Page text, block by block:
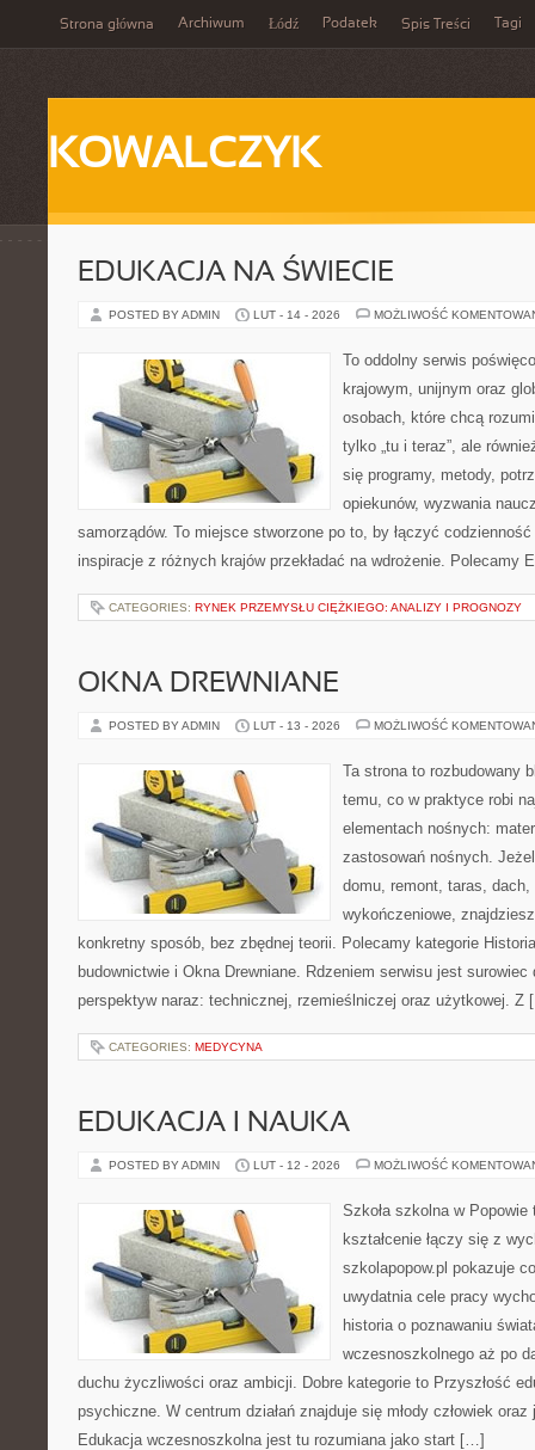
Strona główna Archiwum Łódź Podatek Spis Treści Tagi
KOWALCZYK
EDUKACJA NA ŚWIECIE
POSTED BY ADMIN LUT - 14 - 2026 MOŻLIWOŚĆ
To oddolny serwis
krajowym, unijnym oraz
osobach, które chcą
tylko „tu i teraz”, ale
się programy, metody,
opiekunów, wyzwania
samorządów. To miejsce stworzone po to, by łączyć
inspiracje z różnych krajów przekładać na wdrożenie. Polecamy
CATEGORIES: RYNEK PRZEMYSŁU CIĘŻKIEGO: ANALIZY I PROGNOZY
OKNA DREWNIANE
POSTED BY ADMIN LUT - 13 - 2026 MOŻLIWOŚĆ
Ta strona to rozbudowany
temu, co w praktyce robi
elementach nośnych:
zastosowań nośnych.
domu, remont, taras,
wykończeniowe,
konkretny sposób, bez zbędnej teorii. Polecamy kategorie
budownictwie i Okna Drewniane. Rdzeniem serwisu jest
perspektyw naraz: technicznej, rzemieślniczej oraz użytkowej. Z
CATEGORIES: MEDYCYNA
EDUKACJA I NAUKA
POSTED BY ADMIN LUT - 12 - 2026 MOŻLIWOŚĆ
Szkoła szkolna w
kształcenie łączy się z
szkolapopow.pl pokazuje
uwydatnia cele pracy
historia o poznawaniu
wczesnoszkolnego aż po
duchu życzliwości oraz ambicji. Dobre kategorie to Przyszłość
psychiczne. W centrum działań znajduje się młody człowiek
Edukacja wczesnoszkolna jest tu rozumiana jako start […]